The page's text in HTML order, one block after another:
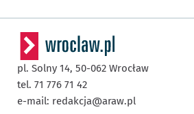
pl. Solny 14, 50-062 Wrocław
tel. 71 776 71 42
e-mail: redakcja@araw.pl